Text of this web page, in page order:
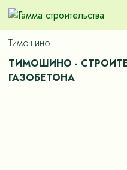
Тимошино
ТИМОШИНО -
ГАЗОБЕТОНА